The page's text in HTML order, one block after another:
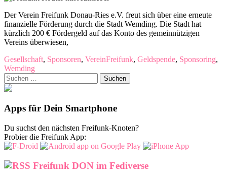
Der Verein Freifunk Donau-Ries e.V. freut sich über eine erneute
finanzielle Förderung durch die Stadt Wemding. Die Stadt hat
kürzlich 200 € Fördergeld auf das Konto des gemeinnützigen
Vereins überwiesen,
Gesellschaft, Sponsoren, VereinFreifunk, Geldspende, Sponsoring,
Wemding
Suchen
nach:
Apps für Dein Smartphone
Du suchst den nächsten Freifunk-Knoten?
Probier die Freifunk App:
Freifunk DON im Fediverse